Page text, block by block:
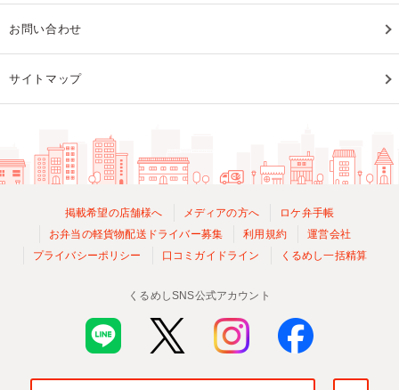
お問い合わせ
サイトマップ
掲載希望の店舗様へ メディアの方へ
ロケ弁手帳
お弁当の軽貨物配送ドライバー募集
利用規約
運営会社
プライバシーポリシー
口コミガイドライン くるめし一括精算
くるめしSNS公式アカウント